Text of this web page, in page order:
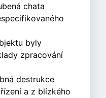
chata
byly
zpracování
destrukce
a z blízkého